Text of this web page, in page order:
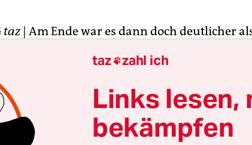
taz | Am Ende war es dann doch deutlicher
Mitglieder fast so stürmisch wie nach dem
Woche, als der Klassenerhalt gesichert
für die Ausgliederung der Profiabteilung
HSV Sport AG.
taz zahl ich
Links lesen,
bekämpfen